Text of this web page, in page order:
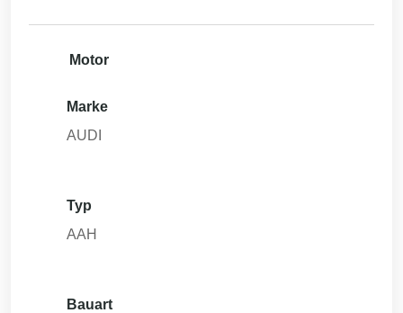
Motor
Marke
AUDI
Typ
AAH
Bauart